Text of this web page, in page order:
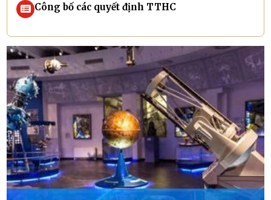
Công bố các quyết định TTHC